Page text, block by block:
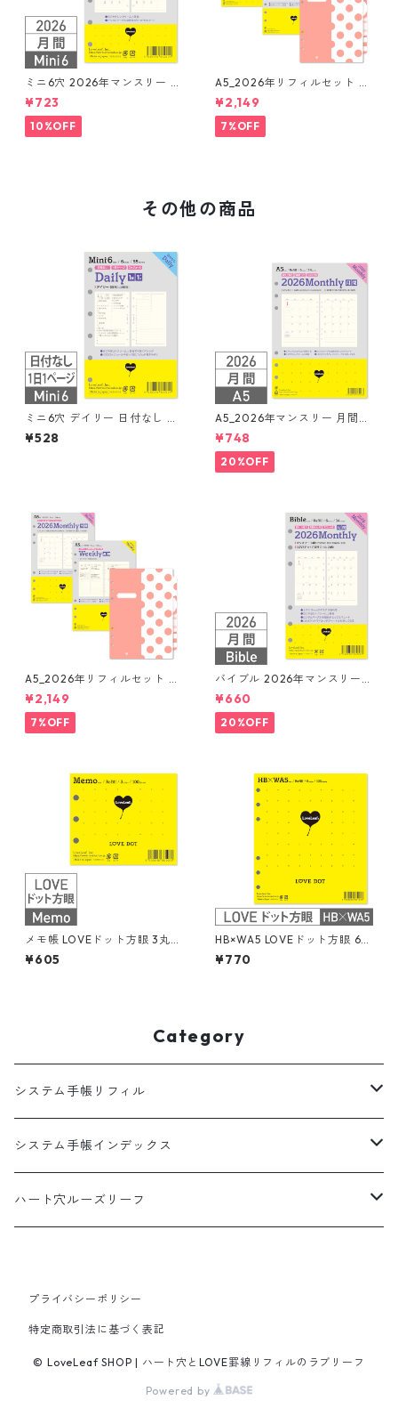
ミニ6穴 2026年マンスリー 月
間ブロック+LOVEドット罫 シ
ステム手帳リフィル
¥723
10%OFF
A5_2026年リフィルセット シ
ステム手帳 ★送料無料★
¥2,149
7%OFF
その他の商品
ミニ6穴 デイリー 日付なし 見
開き2日間 システム手帳リフィ
ル
¥528
A5_2026年マンスリー 月間ブ
ロック + LOVEドット罫 シス
テム手帳リフィル
¥748
20%OFF
A5_2026年リフィルセット シ
ステム手帳 ★送料無料★
¥2,149
7%OFF
バイブル 2026年マンスリー
月間ブロック+LOVEドット罫
システム手帳リフィル
¥660
20%OFF
メモ帳 LOVEドット方眼 3丸穴
100枚 システム手帳リフィル
¥605
HB×WA5 LOVEドット方眼 6丸
穴 100枚 システム手帳リフィ
ル
¥770
Category
システム手帳リフィル
A5
HB×WA5
ミニ6
マイクロ5
システム手帳インデックス
A5
ミニ6
ハート穴ルーズリーフ
100枚入
50枚入
プライバシーポリシー
特定商取引法に基づく表記
© LoveLeaf SHOP | ハート穴とLOVE罫線リフィルのラブリーフ
Powered by